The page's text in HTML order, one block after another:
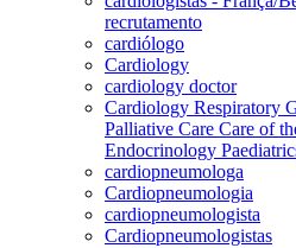
recrutamento
cardiólogo
Cardiology
cardiology doctor
Cardiology Respiratory
Palliative Care Care of
Endocrinology
cardiopneumologa
Cardiopneumologia
cardiopneumologista
Cardiopneumologistas